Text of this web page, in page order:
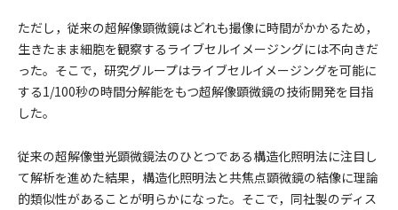
ただし，従来の超解像顕微鏡はどれも撮像に時間がかかるため，
生きたまま細胞を観察するライブセルイメージングには不向きだ
った。そこで，研究グループはライブセルイメージングを可能に
する1/100秒の時間分解能をもつ超解像顕微鏡の技術開発を目指
した。
従来の超解像蛍光顕微鏡法のひとつである構造化照明法に注目し
て解析を進めた結果，構造化照明法と共焦点顕微鏡の結像に理論
的類似性があることが明らかになった。そこで，同社製のディス